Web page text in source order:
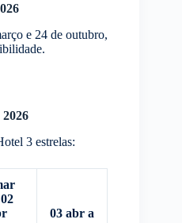
e 24 de outubro,
3 estrelas:
03 abr a